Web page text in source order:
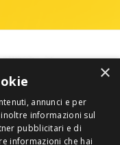
×
annunci e per
informazioni sul
pubblicitari e di
informazioni che hai